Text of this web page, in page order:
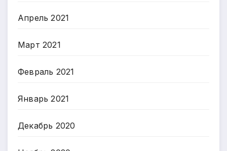
Апрель 2021
Март 2021
Февраль 2021
Январь 2021
Декабрь 2020